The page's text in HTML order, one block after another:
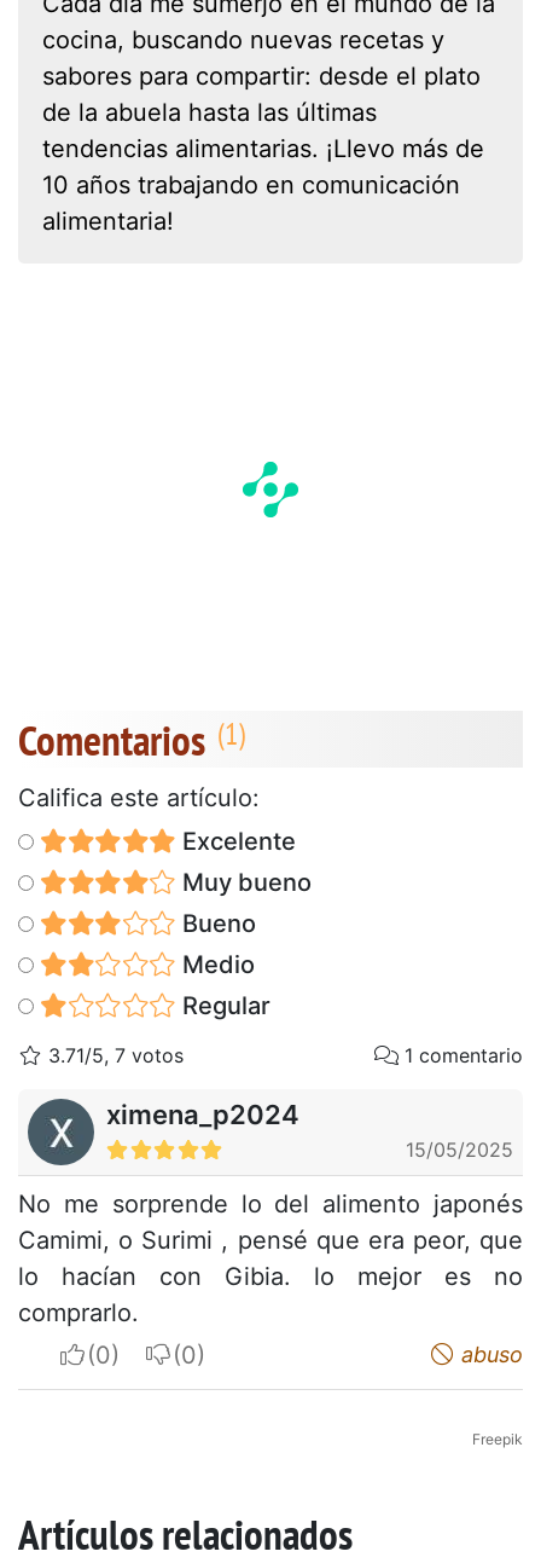
cocina, buscando nuevas recetas y
sabores para compartir: desde el plato
de la abuela hasta las últimas
tendencias alimentarias. ¡Llevo más de
10 años trabajando en comunicación
alimentaria!
Comentarios
Califica este artículo:
Excelente
Muy bueno
Bueno
Medio
Regular
3.71/5, 7 votos 1 comentario
ximena_p2024
15/05/2025
No me sorprende lo del alimento japonés
Camimi, o Surimi , pensé que era peor, que
lo hacían con Gibia. lo mejor es no
comprarlo.
I apreciateI do not appreciate abuso
Freepik
Artículos relacionados